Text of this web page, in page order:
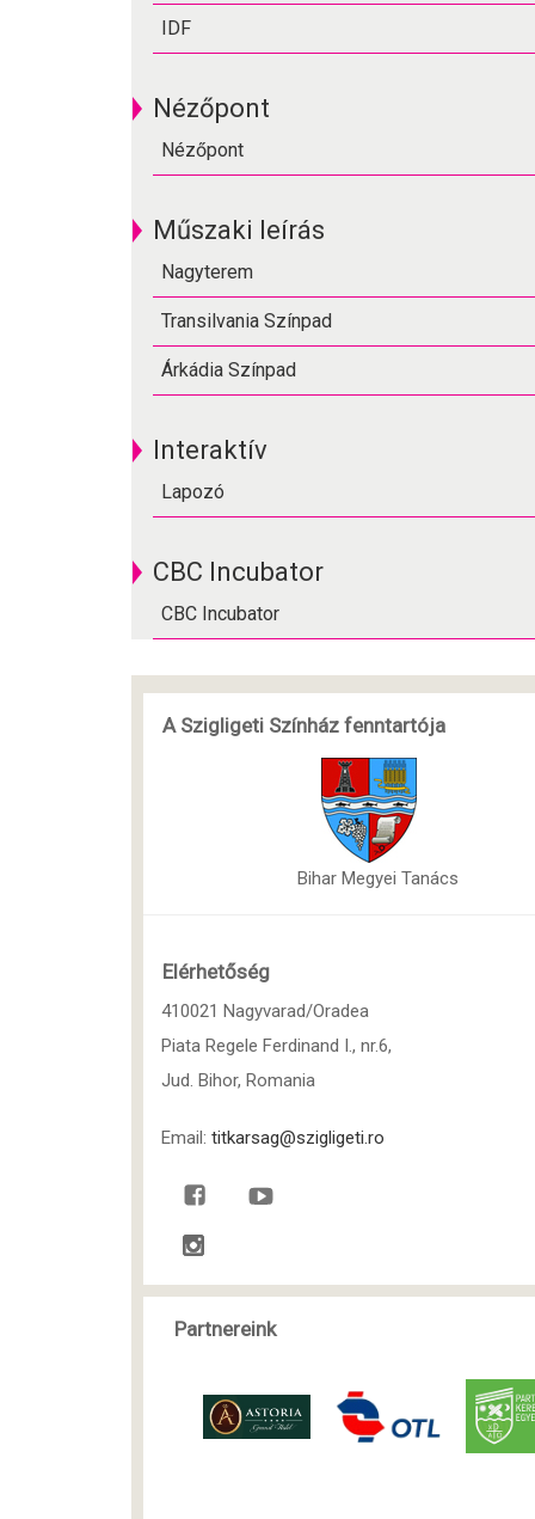
IDF
Nézőpont
Nézőpont
Műszaki leírás
Nagyterem
Transilvania Színpad
Árkádia Színpad
Interaktív
Lapozó
CBC Incubator
CBC Incubator
A Szigligeti Színház fenntartója
Bihar Megyei Tanács
Elérhetőség
410021 Nagyvarad/Oradea
Piata Regele Ferdinand I., nr.6,
Jud. Bihor, Romania
Email: titkarsag@szigligeti.ro
Partnereink